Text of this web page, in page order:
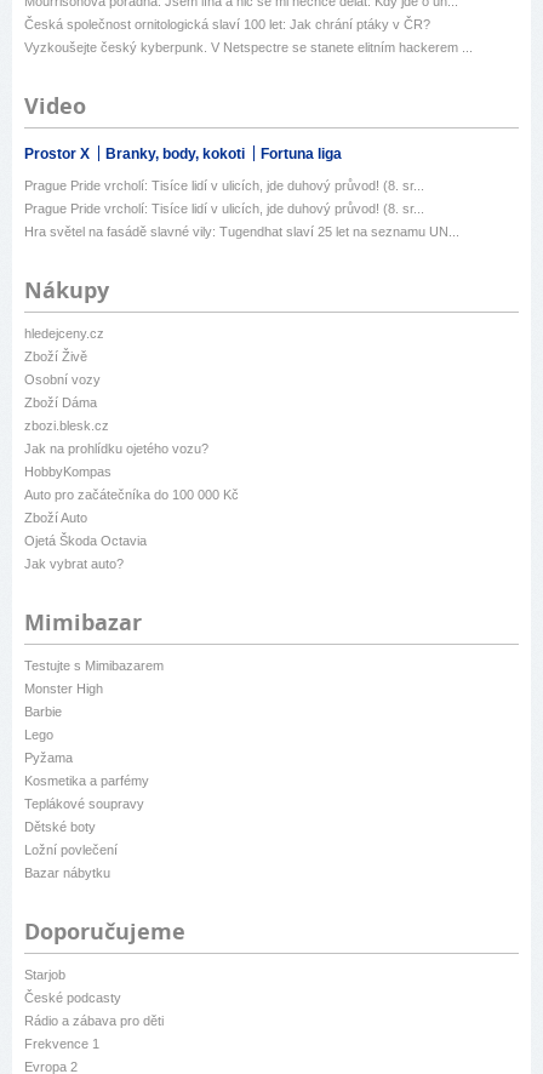
Česká společnost ornitologická slaví 100 let: Jak chrání ptáky v ČR?
Vyzkoušejte český kyberpunk. V Netspectre se stanete elitním hackerem ...
Video
Prostor X Branky, body, kokoti Fortuna liga
Prague Pride vrcholí: Tisíce lidí v ulicích, jde duhový průvod! (8. sr...
Prague Pride vrcholí: Tisíce lidí v ulicích, jde duhový průvod! (8. sr...
Hra světel na fasádě slavné vily: Tugendhat slaví 25 let na seznamu UN...
Nákupy
hledejceny.cz
Zboží Živě
Osobní vozy
Zboží Dáma
zbozi.blesk.cz
Jak na prohlídku ojetého vozu?
HobbyKompas
Auto pro začátečníka do 100 000 Kč
Zboží Auto
Ojetá Škoda Octavia
Jak vybrat auto?
Mimibazar
Testujte s Mimibazarem
Monster High
Barbie
Lego
Pyžama
Kosmetika a parfémy
Teplákové soupravy
Dětské boty
Ložní povlečení
Bazar nábytku
Doporučujeme
Starjob
České podcasty
Rádio a zábava pro děti
Frekvence 1
Evropa 2